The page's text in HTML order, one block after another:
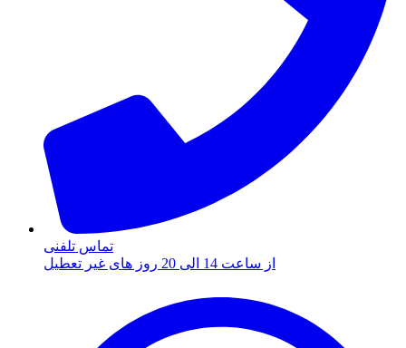
تماس تلفنی
از ساعت 14 الی 20 روز های غیر تعطیل